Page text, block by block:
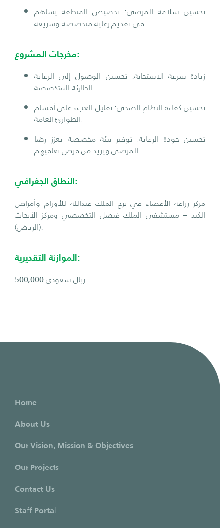
تحسين سلامة المرضى: تخصيص المنطقة يساهم
في تقديم رعاية متخصصة وسريعة.
مخرجات المشروع:
زيادة سرعة الاستجابة: تحسين الوصول إلى الرعاية
الطارئة المتخصصة.
تحسين كفاءة النظام الصحي: تقليل العبء على أقسام
الطوارئ العامة.
تحسين جودة الرعاية: توفير بيئة مخصصة يعزز رضا
المرضى ويزيد من فرص تعافيهم.
النطاق الجغرافي:
مركز زراعة الأعضاء في برج الملك عبدالله للأورام وأمراض
الكبد – مستشفى الملك فيصل التخصصي ومركز الأبحاث
(الرياض).
الموازنة التقديرية:
500,000 ريال سعودي.
Home
About Us
Our Vision, Mission & Objectives
Our Projects
Contact Us
Staff Portal